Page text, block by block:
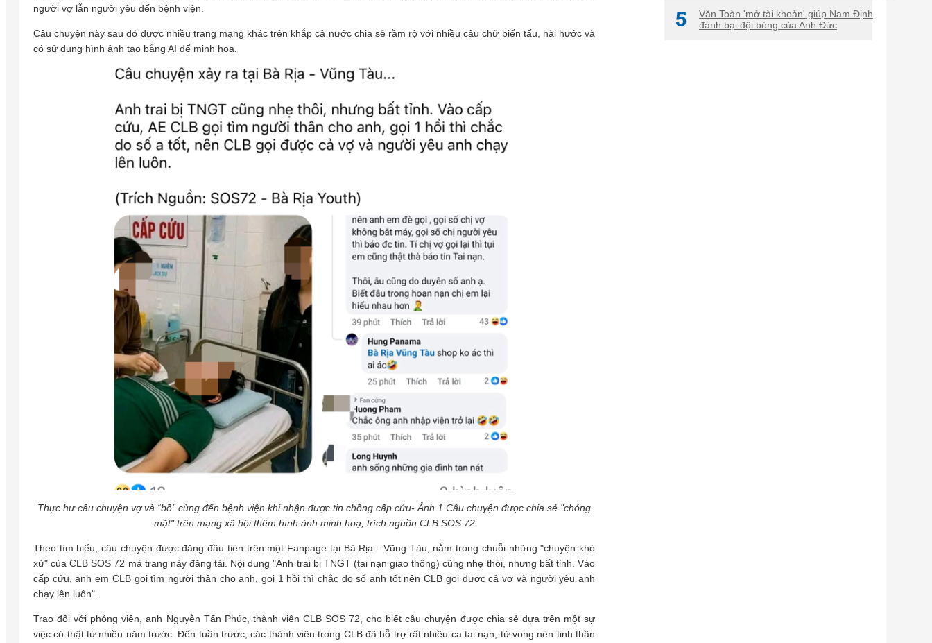
người vợ lẫn người yêu đến bệnh viện.
Câu chuyện này sau đó được nhiều trang mạng khác trên khắp cả nước chia sẻ rầm rộ với nhiều câu chữ biến tấu, hài hước và
có sử dụng hình ảnh tạo bằng AI để minh hoạ.
Thực hư câu chuyện vợ và “bồ” cùng đến bệnh viện khi nhận được tin chồng cấp cứu- Ảnh 1.Câu chuyện được chia sẻ "chóng
mặt" trên mạng xã hội thêm hình ảnh minh hoạ, trích nguồn CLB SOS 72
Theo tìm hiểu, câu chuyện được đăng đầu tiên trên một Fanpage tại Bà Rịa - Vũng Tàu, nằm trong chuỗi những "chuyện khó
xử" của CLB SOS 72 mà trang này đăng tải. Nội dung "Anh trai bị TNGT (tai nạn giao thông) cũng nhẹ thôi, nhưng bất tỉnh. Vào
cấp cứu, anh em CLB gọi tìm người thân cho anh, gọi 1 hồi thì chắc do số anh tốt nên CLB gọi được cả vợ và người yêu anh
chạy lên luôn".
Trao đổi với phóng viên, anh Nguyễn Tấn Phúc, thành viên CLB SOS 72, cho biết câu chuyện được chia sẻ dựa trên một sự
việc có thật từ nhiều năm trước. Đến tuần trước, các thành viên trong CLB đã hỗ trợ rất nhiều ca tai nạn, tử vong nên tinh thần
5
Văn Toàn 'mở tài khoản' giúp Nam Định
đánh bại đội bóng của Anh Đức